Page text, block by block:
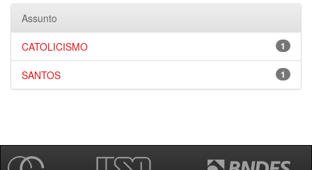
Assunto
1
CATOLICISMO
1
SANTOS